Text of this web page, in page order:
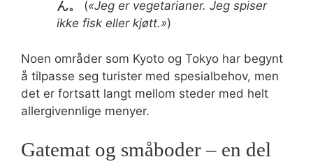
ん。
(«Jeg er vegetarianer. Jeg spiser
ikke fisk eller kjøtt.»)
Noen områder som Kyoto og Tokyo har begynt
å tilpasse seg turister med spesialbehov, men
det er fortsatt langt mellom steder med helt
allergivennlige menyer.
Gatemat og småboder – en del